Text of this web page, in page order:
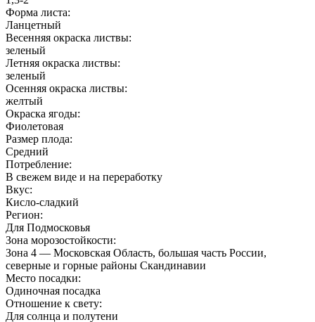
Форма листа:
Ланцетный
Весенняя окраска листвы:
зеленый
Летняя окраска листвы:
зеленый
Осенняя окраска листвы:
желтый
Окраска ягоды:
Фиолетовая
Размер плода:
Средний
Потребление:
В свежем виде и на переработку
Вкус:
Кисло-сладкий
Регион:
Для Подмосковья
Зона морозостойкости:
Зона 4 — Московская Область, большая часть России,
северные и горные районы Скандинавии
Место посадки:
Одиночная посадка
Отношение к свету:
Для солнца и полутени